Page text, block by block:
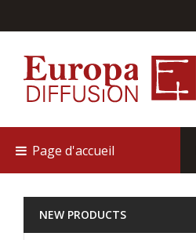
Page d'accueil
NEW PRODUCTS